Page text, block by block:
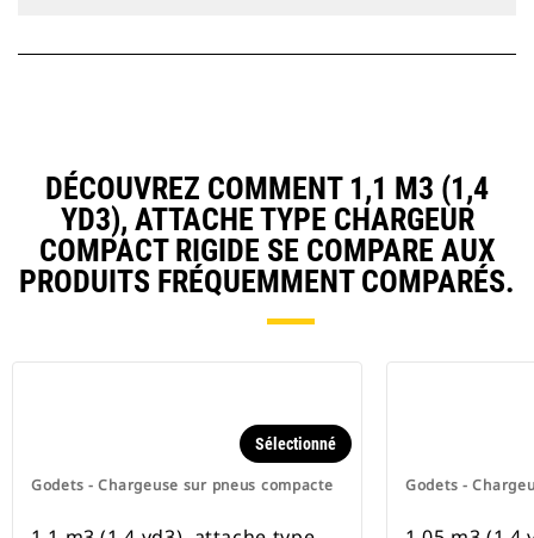
DÉCOUVREZ COMMENT 1,1 M3 (1,4
YD3), ATTACHE TYPE CHARGEUR
COMPACT RIGIDE SE COMPARE AUX
PRODUITS FRÉQUEMMENT COMPARÉS.
Godets - Chargeuse sur pneus compacte
Sélectionné
Godets -